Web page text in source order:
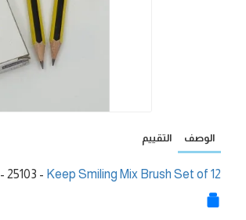
الوصف التقييم
Keep Smiling Mix Brush Set of 12
- 25103 - Artist Brushes